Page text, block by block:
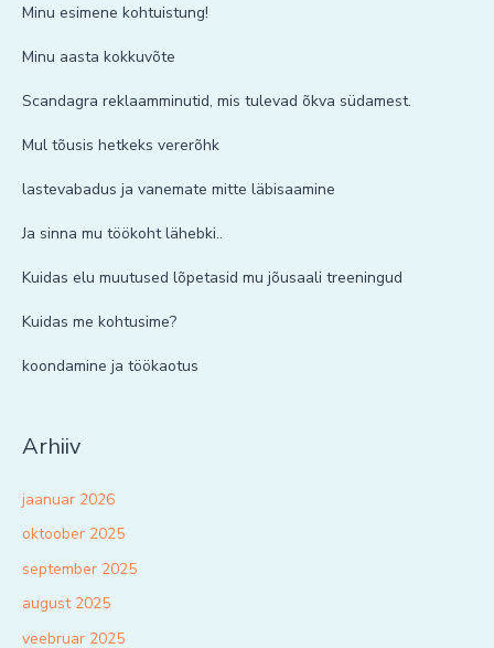
Minu esimene kohtuistung!
Minu aasta kokkuvõte
Scandagra reklaamminutid, mis tulevad õkva südamest.
Mul tõusis hetkeks vererõhk
lastevabadus ja vanemate mitte läbisaamine
Ja sinna mu töökoht lähebki..
Kuidas elu muutused lõpetasid mu jõusaali treeningud
Kuidas me kohtusime?
koondamine ja töökaotus
Arhiiv
jaanuar 2026
oktoober 2025
september 2025
august 2025
veebruar 2025